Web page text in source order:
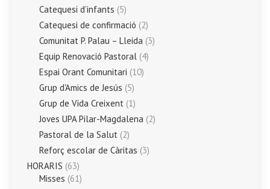
Catequesi d’infants (5)
Catequesi de confirmació (2)
Comunitat P. Palau – Lleida (3)
Equip Renovació Pastoral (4)
Espai Orant Comunitari (10)
Grup d'Amics de Jesús (5)
Grup de Vida Creixent (1)
Joves UPA Pilar-Magdalena (2)
Pastoral de la Salut (2)
Reforç escolar de Càritas (3)
HORARIS (63)
Misses (61)